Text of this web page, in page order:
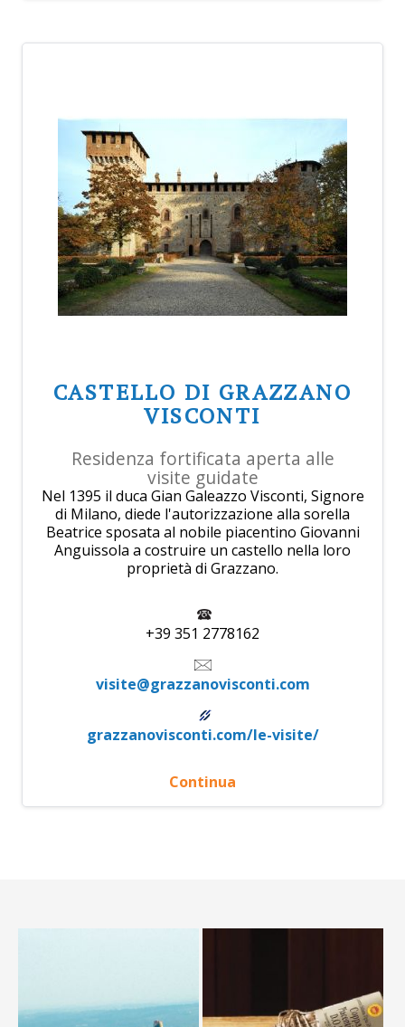
CASTELLO DI GRAZZANO
VISCONTI
Residenza fortificata aperta alle
visite guidate
Nel 1395 il duca Gian Galeazzo Visconti, Signore
di Milano, diede l'autorizzazione alla sorella
Beatrice sposata al nobile piacentino Giovanni
Anguissola a costruire un castello nella loro
proprietà di Grazzano.
+39 351 2778162
visite@grazzanovisconti.com
grazzanovisconti.com/le-visite/
Continua